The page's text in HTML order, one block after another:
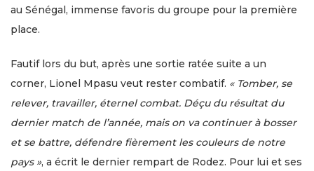
au Sénégal, immense favoris du groupe pour la première
place.
Fautif lors du but, après une sortie ratée suite a un
corner, Lionel Mpasu veut rester combatif. « Tomber, se
relever, travailler, éternel combat. Déçu du résultat du
dernier match de l’année, mais on va continuer à bosser
et se battre, défendre fièrement les couleurs de notre
pays », a écrit le dernier rempart de Rodez. Pour lui et ses